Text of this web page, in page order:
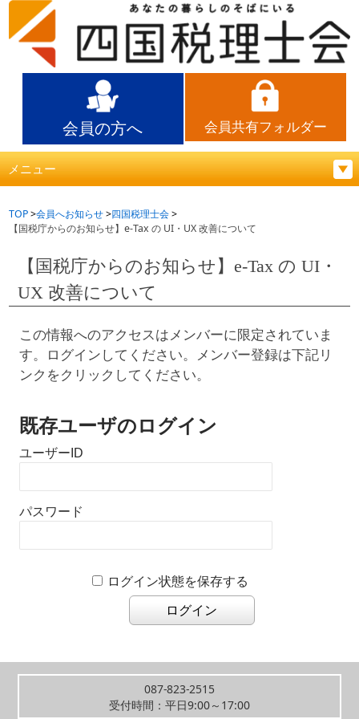
会員の方へ 会員共有フォルダー
メニュー
TOP 会員へお知らせ
四国税理士会
【国税庁からのお知らせ】e-Tax の UI・UX 改善について
【国税庁からのお知らせ】e-Tax の UI・
UX 改善について
この情報へのアクセスはメンバーに限定されていま
す。ログインしてください。メンバー登録は下記リ
ンクをクリックしてください。
既存ユーザのログイン
ユーザーID
パスワード
ログイン状態を保存する
087-823-2515
受付時間：平日9:00～17:00